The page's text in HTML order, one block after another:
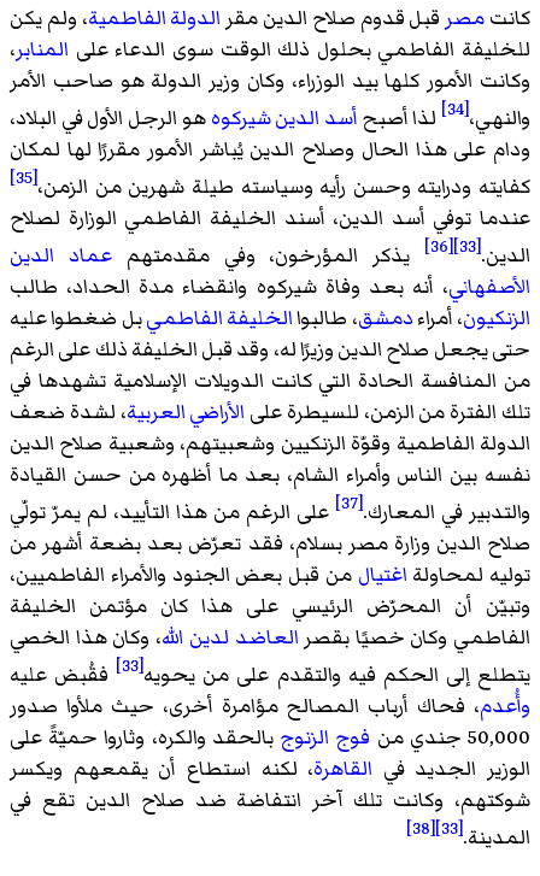
كانتمصر قبل قدوم صلاح الدين مقر الدولة الفاطمية، ولم يكن
للخليفة الفاطمي بحلول ذلك الوقت سوى الدعاء على المنابر،
وكانت الأمور كلها بيد الوزراء، وكان وزير الدولة هو صاحب الأمر
والنهي،[34] لذا أصبحأسد الدين شيركوههو الرجل الأول في البلاد،
ودام على هذا الحال وصلاح الدين يُباشر الأمور مقررًا لها لمكان
كفايته ودرايته وحسن رأيه وسياسته طيلة شهرين من الزمن،[35]
عندما توفي أسد الدين، أسند الخليفة الفاطمي الوزارة لصلاح
الدين.[33]
[36] يذكر المؤرخون، وفي مقدمتهمعماد الدين
الأصفهاني، أنه بعد وفاة شيركوه وانقضاء مدة الحداد، طالب
الزنكيون، أمراءدمشق، طالبواالخليفة الفاطميبل ضغطوا عليه
حتى يجعل صلاح الدين وزيرًا له، وقد قبل الخليفة ذلك على الرغم
من المنافسة الحادة التي كانت الدويلات الإسلامية تشهدها في
تلك الفترة من الزمن، للسيطرة على الأراضي العربية، لشدة ضعف
الدولة الفاطمية وقوّة الزنكيين وشعبيتهم، وشعبية صلاح الدين
نفسه بين الناس وأمراء الشام، بعد ما أظهره من حسن القيادة
والتدبير في المعارك.[37]
على الرغم من هذا التأييد، لم يمرّ تولّي
صلاح الدين وزارة مصر بسلام، فقد تعرّض بعد بضعة أشهر من
توليه لمحاولة اغتيال من قبل بعض الجنود والأمراء الفاطميين،
وتبيّن أن المحرّض الرئيسي على هذا كان مؤتمن الخليفة
الفاطمي وكان خصيًا بقصر العاضد لدين الله، وكان هذا الخصي
يتطلع إلى الحكم فيه والتقدم على من يحويه[33]
فقُبض عليه
وأُعدم، فحاك أرباب المصالح مؤامرة أخرى، حيث ملأوا صدور
50,000 جندي من
فوج الزنوج بالحقد والكره، وثاروا حميّةً على
الوزير الجديد في القاهرة، لكنه استطاع أن يقمعهم ويكسر
شوكتهم، وكانت تلك آخر انتفاضة ضد صلاح الدين تقع في
المدينة.[33]
[38]